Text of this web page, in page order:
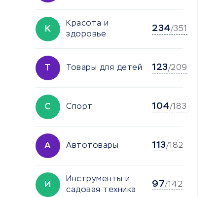
К
Красота и
здоровье
234/351
Т Товары для детей 123/209
С Спорт 104/183
А Автотовары 113/182
И
Инструменты и
садовая техника
97/142